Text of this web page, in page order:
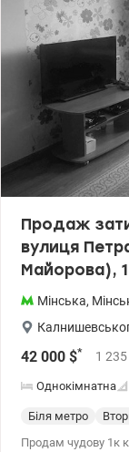
Продаж
вулиця
Майорова), 1
Мінська,
42 000 $* 1 235
Однокімнатна
Біля метро
Продам чудову 1к